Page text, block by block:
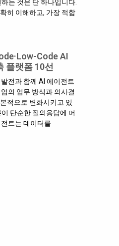
는 것은 단 하나입니다.
히 이해하고, 가장 적합
Code AI
플랫폼 10선
전과 함께 AI 에이전트
의 업무 방식과 의사결
적으로 변화시키고 있
단순한 질의응답에 머
트는 데이터를